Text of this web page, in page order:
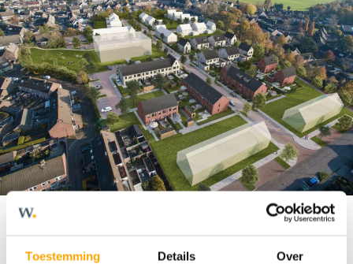
Toestemming Details Over